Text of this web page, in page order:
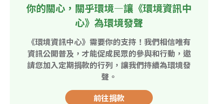
你的關心，關乎環境—讓《環境資訊中
心》為環境發聲
《環境資訊中心》需要你的支持！我們相信唯有
資訊公開普及，才能促成民眾的參與和行動，邀
請您加入定期捐款的行列，讓我們持續為環境發
聲。
前往捐款